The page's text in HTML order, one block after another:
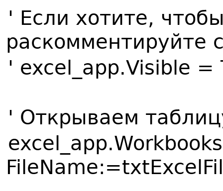
' Если хотите,
раскомментируйте
' excel_app.Visible =
' Открываем